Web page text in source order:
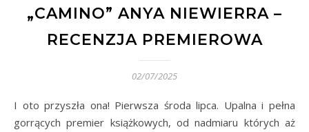
„CAMINO” ANYA NIEWIERRA –
RECENZJA PREMIEROWA
02/07/2025
I oto przyszła ona! Pierwsza środa lipca. Upalna i pełna
gorrących premier książkowych, od nadmiaru których aż